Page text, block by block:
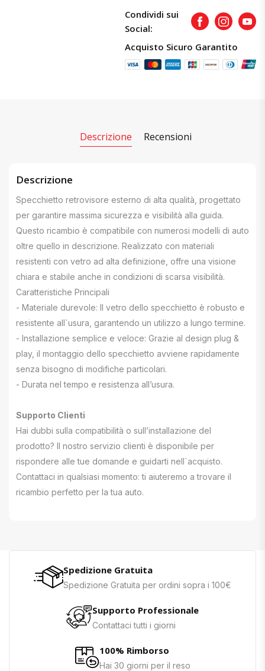
Condividi sui
Social:
FacebookInstagram
Acquisto Sicuro Garantito
Descrizione Recensioni
Descrizione
Specchietto retrovisore esterno di alta qualità, progettato
per garantire massima sicurezza e visibilità alla guida.
Questo ricambio è compatibile con numerosi modelli di auto
oltre quello in descrizione. Realizzato con materiali
resistenti con vetro ad alta definizione, offre una visione
chiara e stabile anche in condizioni di scarsa visibilità.
Caratteristiche Principali
- Materiale durevole: Il vetro dello specchietto è robusto e
resistente all`usura, garantendo un utilizzo a lungo termine.
- Installazione semplice e veloce: Grazie al design plug &
play, il montaggio dello specchietto avviene rapidamente
senza bisogno di modifiche particolari.
- Durata nel tempo e resistenza all’usura.
Supporto Clienti
Hai dubbi sulla compatibilità o sull’installazione del
prodotto? Il nostro servizio clienti è disponibile per
rispondere alle tue domande e guidarti nell`acquisto.
Contattaci in qualsiasi momento: ti aiuteremo a trovare il
ricambio perfetto per la tua auto.
Spedizione Gratuita
Spedizione Gratuita per ordini sopra i 100€
Supporto Professionale
Contattaci tutti i giorni
100% Rimborso
Hai 30 giorni per il reso